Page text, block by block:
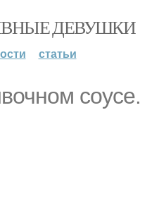
ДЕВУШКИ
статьи
cоусе.